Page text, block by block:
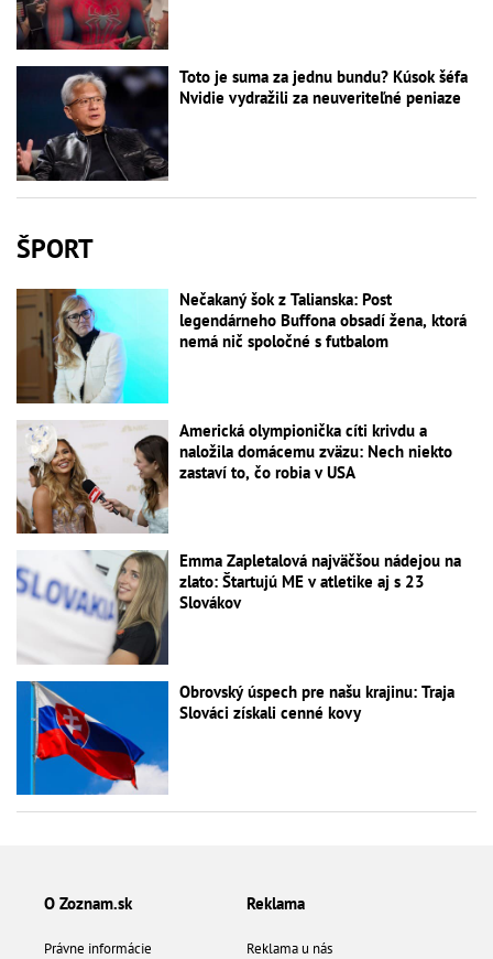
Toto je suma za jednu bundu? Kúsok šéfa
Nvidie vydražili za neuveriteľné peniaze
ŠPORT
Nečakaný šok z Talianska: Post
legendárneho Buffona obsadí žena, ktorá
nemá nič spoločné s futbalom
Americká olympionička cíti krivdu a
naložila domácemu zväzu: Nech niekto
zastaví to, čo robia v USA
Emma Zapletalová najväčšou nádejou na
zlato: Štartujú ME v atletike aj s 23
Slovákov
Obrovský úspech pre našu krajinu: Traja
Slováci získali cenné kovy
O Zoznam.sk
Právne informácie
Reklama
Reklama u nás